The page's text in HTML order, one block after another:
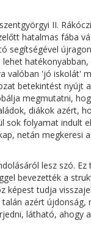
II.
hatalmas fába
segítségével
lehet
valóban 'jó iskolát'
betekintést nyújt
megmutatni,
diákok azért,
sok folyamat indult
netán megkeresi
lesz szó.
bevezették a
tudja
azért
látható, ahogy